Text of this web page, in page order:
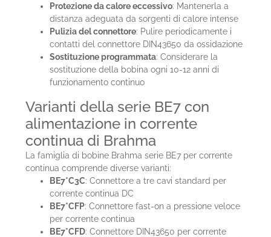
Protezione da calore eccessivo: Mantenerla a
distanza adeguata da sorgenti di calore intense
Pulizia del connettore: Pulire periodicamente i
contatti del connettore DIN43650 da ossidazione
Sostituzione programmata: Considerare la
sostituzione della bobina ogni 10-12 anni di
funzionamento continuo
Varianti della serie BE7 con
alimentazione in corrente
continua di Brahma
La famiglia di bobine Brahma serie BE7 per corrente
continua comprende diverse varianti:
BE7*C3C: Connettore a tre cavi standard per
corrente continua DC
BE7*CFP: Connettore fast-on a pressione veloce
per corrente continua
BE7*CFD: Connettore DIN43650 per corrente